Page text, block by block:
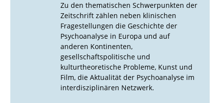
Zu den thematischen Schwerpunkten der
Zeitschrift zählen neben klinischen
Fragestellungen die Geschichte der
Psychoanalyse in Europa und auf
anderen Kontinenten,
gesellschaftspolitische und
kulturtheoretische Probleme, Kunst und
Film, die Aktualität der Psychoanalyse im
interdisziplinären Netzwerk.